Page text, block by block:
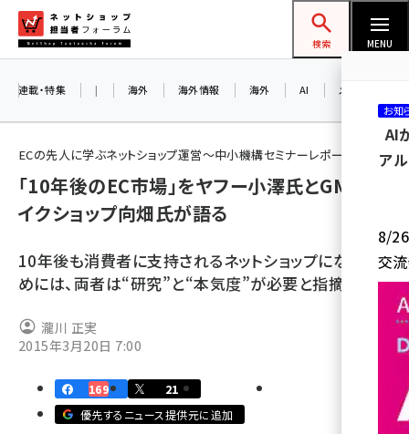
ン
ネットショップ担当者フォーラム
検索 MENU
amazon (2259)
楽天 (1874)
アスクル (1122)
ビィ・フォアード (778)
連載・特集 | 海外 海外情報 海外 AI メタバース
ECの先人に学ぶネットショップ運営～中小機構セミナーレポート～
「10年後のEC市場」をヤフー小澤氏とGMOメ
イクショップ向畑氏が語る
10年後も消費者に支持されるネットショップになるた
めには、両者は“研究”と“本気度”が必要と指摘
瀧川 正実
2015年3月20日 7:00
169
21
優先するニュース提供元に追加
お知
AI
ア
8/26
交